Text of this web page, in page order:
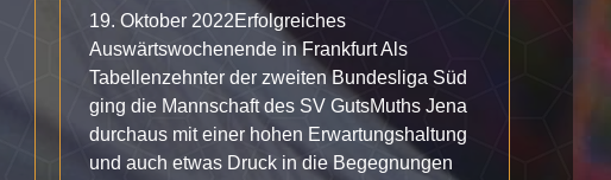
19. Oktober 2022Erfolgreiches
Auswärtswochenende in Frankfurt Als
Tabellenzehnter der zweiten Bundesliga Süd
ging die Mannschaft des SV GutsMuths Jena
durchaus mit einer hohen Erwartungshaltung
und auch etwas Druck in die Begegnungen